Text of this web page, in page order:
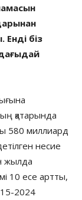
біз
қатарында
580 миллиард
несие
жылда
10 есе артты,
2024